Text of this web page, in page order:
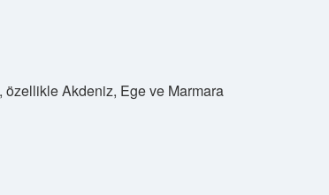
özellikle Akdeniz, Ege ve Marmara